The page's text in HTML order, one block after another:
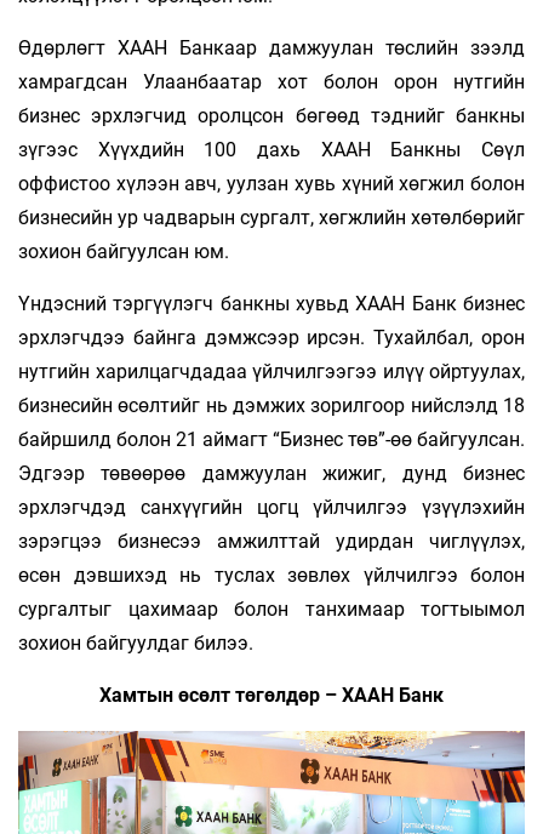
Өдөрлөгт ХААН Банкаар дамжуулан төслийн зээлд
хамрагдсан Улаанбаатар хот болон орон нутгийн
бизнес эрхлэгчид оролцсон бөгөөд тэднийг банкны
зүгээс Хүүхдийн 100 дахь ХААН Банкны Сөүл
оффистоо хүлээн авч, уулзан хувь хүний хөгжил болон
бизнесийн ур чадварын сургалт, хөгжлийн хөтөлбөрийг
зохион байгуулсан юм.
Үндэсний тэргүүлэгч банкны хувьд ХААН Банк бизнес
эрхлэгчдээ байнга дэмжсээр ирсэн. Тухайлбал, орон
нутгийн харилцагчдадаа үйлчилгээгээ илүү ойртуулах,
бизнесийн өсөлтийг нь дэмжих зорилгоор нийслэлд 18
байршилд болон 21 аймагт “Бизнес төв”-өө байгуулсан.
Эдгээр төвөөрөө дамжуулан жижиг, дунд бизнес
эрхлэгчдэд санхүүгийн цогц үйлчилгээ үзүүлэхийн
зэрэгцээ бизнесээ амжилттай удирдан чиглүүлэх,
өсөн дэвшихэд нь туслах зөвлөх үйлчилгээ болон
сургалтыг цахимаар болон танхимаар тогтыымол
зохион байгуулдаг билээ.
Хамтын өсөлт төгөлдөр – ХААН Банк